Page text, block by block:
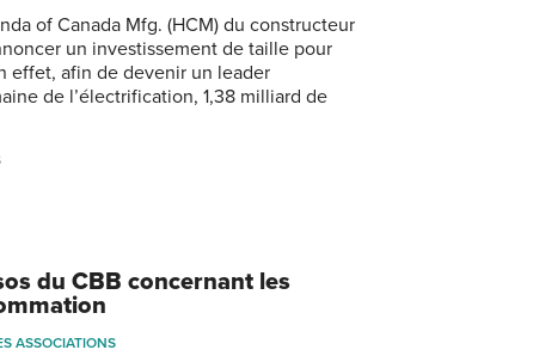
of Canada Mfg. (HCM) du constructeur
un investissement de taille pour
effet, afin de devenir un leader
de l’électrification, 1,38 milliard de
du CBB concernant les
ASSOCIATIONS